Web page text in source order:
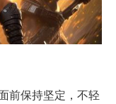
前保持坚定，不轻